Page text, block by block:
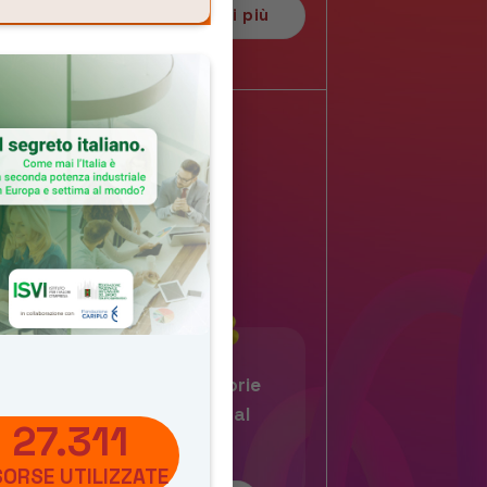
27.311
UTILIZZATE
Scopri di più
Regolamento e liberatorie
per la partecipazione al
concorso